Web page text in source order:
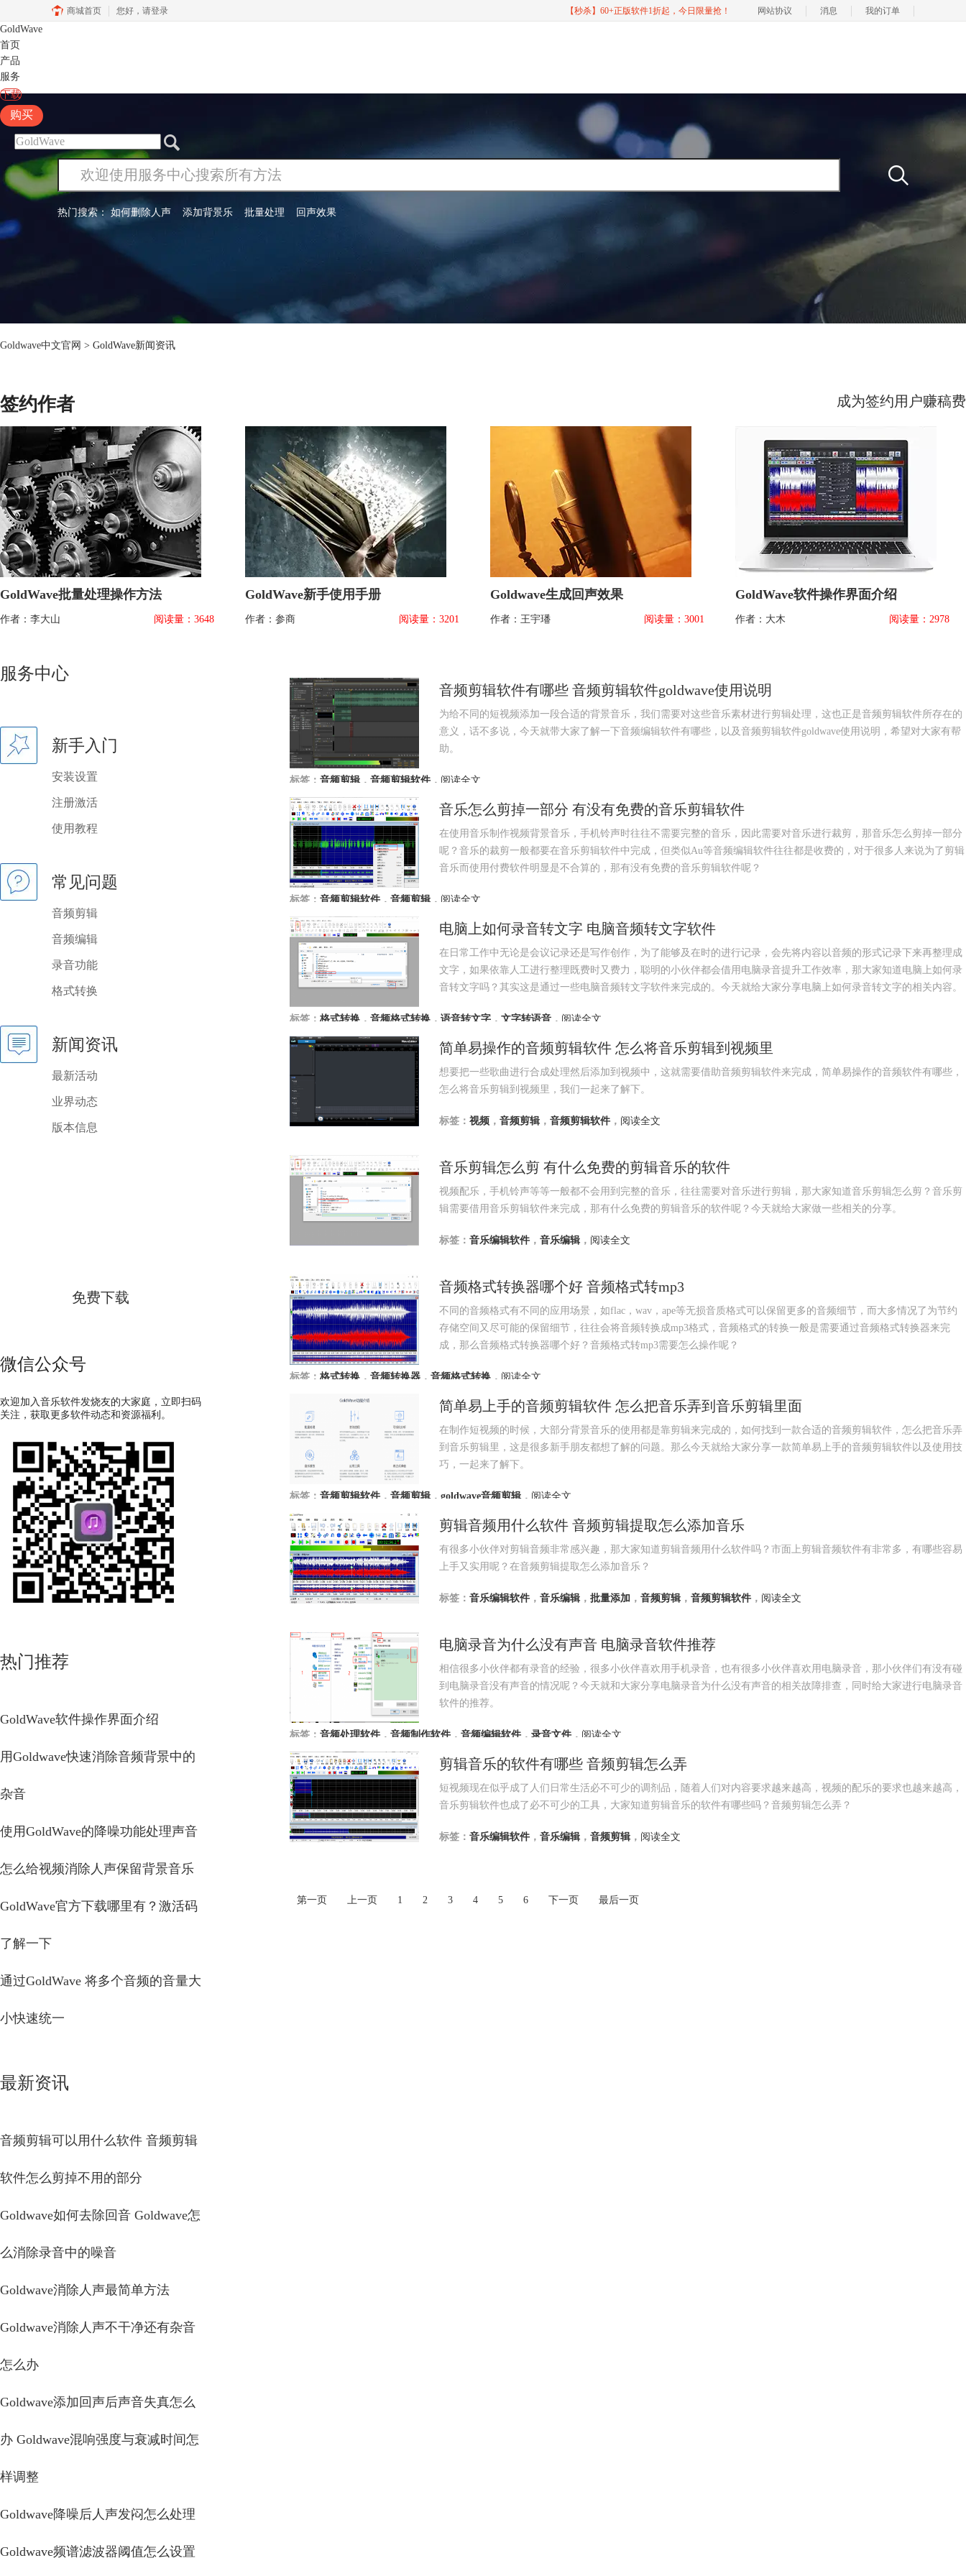
商城首页 您好， 请登录 【秒杀】60+正版软件1折起，今日限量抢！ 网站协议 消息 我的订单
GoldWave
首页
产品
服务
下载
购买
热门搜索：如何删除人声 添加背景乐 批量处理 回声效果
Goldwave中文官网 > GoldWave新闻资讯
签约作者 成为签约用户赚稿费
GoldWave批量处理操作方法
作者：李大山 阅读量：3648
GoldWave新手使用手册
作者：参商 阅读量：3201
Goldwave生成回声效果
作者：王宇璠 阅读量：3001
GoldWave软件操作界面介绍
作者：大木 阅读量：2978
服务中心
新手入门
安装设置
注册激活
使用教程
常见问题
音频剪辑
音频编辑
录音功能
格式转换
新闻资讯
最新活动
业界动态
版本信息
免费下载
微信公众号
欢迎加入音乐软件发烧友的大家庭，立即扫码
关注，获取更多软件动态和资源福利。
热门推荐
GoldWave软件操作界面介绍
用Goldwave快速消除音频背景中的
杂音
使用GoldWave的降噪功能处理声音
怎么给视频消除人声保留背景音乐
GoldWave官方下载哪里有？激活码
了解一下
通过GoldWave 将多个音频的音量大
小快速统一
最新资讯
音频剪辑可以用什么软件 音频剪辑
软件怎么剪掉不用的部分
Goldwave如何去除回音 Goldwave怎
么消除录音中的噪音
Goldwave消除人声最简单方法
Goldwave消除人声不干净还有杂音
怎么办
Goldwave添加回声后声音失真怎么
办 Goldwave混响强度与衰减时间怎
样调整
Goldwave降噪后人声发闷怎么处理
Goldwave频谱滤波器阈值怎么设置
音频剪辑软件有哪些 音频剪辑软件goldwave使用说明
为给不同的短视频添加一段合适的背景音乐，我们需要对这些音乐素材进行剪辑处理，这也正是音频剪辑软件所存在的
意义，话不多说，今天就带大家了解一下音频编辑软件有哪些，以及音频剪辑软件goldwave使用说明，希望对大家有帮
助。
标签：音频剪辑 ，音频剪辑软件 ， 阅读全文
音乐怎么剪掉一部分 有没有免费的音乐剪辑软件
在使用音乐制作视频背景音乐，手机铃声时往往不需要完整的音乐，因此需要对音乐进行裁剪，那音乐怎么剪掉一部分
呢？音乐的裁剪一般都要在音乐剪辑软件中完成，但类似Au等音频编辑软件往往都是收费的，对于很多人来说为了剪辑
音乐而使用付费软件明显是不合算的，那有没有免费的音乐剪辑软件呢？
标签：音频剪辑软件 ，音频剪辑 ， 阅读全文
电脑上如何录音转文字 电脑音频转文字软件
在日常工作中无论是会议记录还是写作创作，为了能够及在时的进行记录，会先将内容以音频的形式记录下来再整理成
文字，如果依靠人工进行整理既费时又费力，聪明的小伙伴都会借用电脑录音提升工作效率，那大家知道电脑上如何录
音转文字吗？其实这是通过一些电脑音频转文字软件来完成的。今天就给大家分享电脑上如何录音转文字的相关内容。
标签：格式转换 ，音频格式转换 ，语音转文字 ，文字转语音 ， 阅读全文
简单易操作的音频剪辑软件 怎么将音乐剪辑到视频里
想要把一些歌曲进行合成处理然后添加到视频中，这就需要借助音频剪辑软件来完成，简单易操作的音频软件有哪些，
怎么将音乐剪辑到视频里，我们一起来了解下。
标签：视频 ，音频剪辑 ，音频剪辑软件 ， 阅读全文
音乐剪辑怎么剪 有什么免费的剪辑音乐的软件
视频配乐，手机铃声等等一般都不会用到完整的音乐，往往需要对音乐进行剪辑，那大家知道音乐剪辑怎么剪？音乐剪
辑需要借用音乐剪辑软件来完成，那有什么免费的剪辑音乐的软件呢？今天就给大家做一些相关的分享。
标签：音乐编辑软件 ，音乐编辑 ， 阅读全文
音频格式转换器哪个好 音频格式转mp3
不同的音频格式有不同的应用场景，如flac，wav，ape等无损音质格式可以保留更多的音频细节，而大多情况了为节约
存储空间又尽可能的保留细节，往往会将音频转换成mp3格式，音频格式的转换一般是需要通过音频格式转换器来完
成，那么音频格式转换器哪个好？音频格式转mp3需要怎么操作呢？
标签：格式转换 ，音频转换器 ，音频格式转换 ， 阅读全文
简单易上手的音频剪辑软件 怎么把音乐弄到音乐剪辑里面
在制作短视频的时候，大部分背景音乐的使用都是靠剪辑来完成的，如何找到一款合适的音频剪辑软件，怎么把音乐弄
到音乐剪辑里，这是很多新手朋友都想了解的问题。那么今天就给大家分享一款简单易上手的音频剪辑软件以及使用技
巧，一起来了解下。
标签：音频剪辑软件 ，音频剪辑 ，goldwave音频剪辑 ， 阅读全文
剪辑音频用什么软件 音频剪辑提取怎么添加音乐
有很多小伙伴对剪辑音频非常感兴趣，那大家知道剪辑音频用什么软件吗？市面上剪辑音频软件有非常多，有哪些容易
上手又实用呢？在音频剪辑提取怎么添加音乐？
标签：音乐编辑软件 ，音乐编辑 ，批量添加 ，音频剪辑 ，音频剪辑软件 ， 阅读全文
电脑录音为什么没有声音 电脑录音软件推荐
相信很多小伙伴都有录音的经验，很多小伙伴喜欢用手机录音，也有很多小伙伴喜欢用电脑录音，那小伙伴们有没有碰
到电脑录音没有声音的情况呢？今天就和大家分享电脑录音为什么没有声音的相关故障排查，同时给大家进行电脑录音
软件的推荐。
标签：音频处理软件 ，音频制作软件 ，音频编辑软件 ，录音文件 ， 阅读全文
剪辑音乐的软件有哪些 音频剪辑怎么弄
短视频现在似乎成了人们日常生活必不可少的调剂品，随着人们对内容要求越来越高，视频的配乐的要求也越来越高，
音乐剪辑软件也成了必不可少的工具，大家知道剪辑音乐的软件有哪些吗？音频剪辑怎么弄？
标签：音乐编辑软件 ，音乐编辑 ，音频剪辑 ， 阅读全文
第一页 上一页 1 2 3 4 5 6 下一页 最后一页